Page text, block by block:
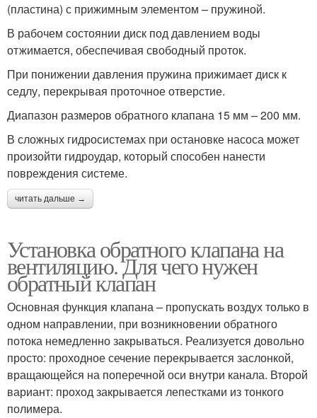
(пластина) с прижимным элементом – пружиной.
В рабочем состоянии диск под давлением воды
отжимается, обеспечивая свободный проток.
При понижении давления пружина прижимает диск к
седлу, перекрывая проточное отверстие.
Диапазон размеров обратного клапана 15 мм – 200 мм.
В сложных гидросистемах при остановке насоса может
произойти гидроудар, который способен нанести
повреждения системе.
читать дальше →
Установка обратного клапана на
вентиляцию. Для чего нужен
обратный клапан
Основная функция клапана – пропускать воздух только в
одном направлении, при возникновении обратного
потока немедленно закрываться. Реализуется довольно
просто: проходное сечение перекрывается заслонкой,
вращающейся на поперечной оси внутри канала. Второй
вариант: проход закрывается лепестками из тонкого
полимера.